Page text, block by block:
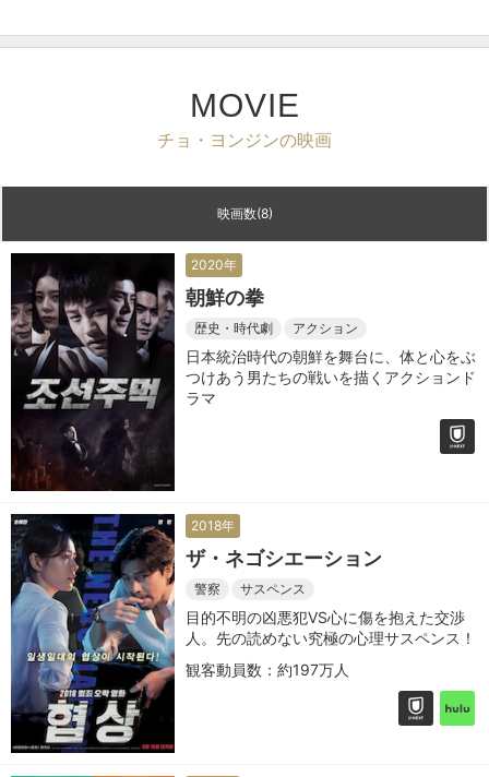
MOVIE
チョ・ヨンジンの映画
映画数(8)
2020年
朝鮮の拳
歴史・時代劇 アクション
日本統治時代の朝鮮を舞台に、体と心をぶ
つけあう男たちの戦いを描くアクションド
ラマ
2018年
ザ・ネゴシエーション
警察 サスペンス
目的不明の凶悪犯VS心に傷を抱えた交渉
人。先の読めない究極の心理サスペンス！
観客動員数：約197万人